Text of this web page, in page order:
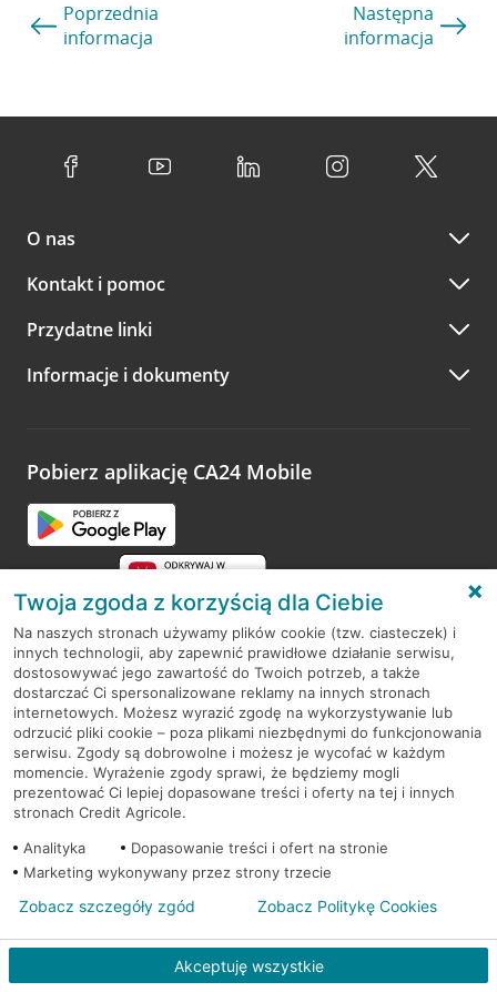
Poprzednia
informacja
Następna
informacja
O nas
Kontakt i pomoc
Przydatne linki
Informacje i dokumenty
Pobierz aplikację CA24 Mobile
RODO
Regulamin serwisu
Mapa serwisu
PolitykaCookies
© 2026 Credit Agricole Bank Polska S.A. Wszelkie prawa zastrzeżone
Twoja zgoda z korzyścią dla Ciebie
Na naszych stronach używamy plików cookie (tzw. ciasteczek) i
innych technologii, aby zapewnić prawidłowe działanie serwisu,
dostosowywać jego zawartość do Twoich potrzeb, a także
dostarczać Ci spersonalizowane reklamy na innych stronach
internetowych. Możesz wyrazić zgodę na wykorzystywanie lub
odrzucić pliki cookie – poza plikami niezbędnymi do funkcjonowania
serwisu. Zgody są dobrowolne i możesz je wycofać w każdym
momencie. Wyrażenie zgody sprawi, że będziemy mogli
prezentować Ci lepiej dopasowane treści i oferty na tej i innych
stronach Credit Agricole.
Analityka
Dopasowanie treści i ofert na stronie
Marketing wykonywany przez strony trzecie
Akceptuję wszystkie
Zobacz szczegóły zgód Zobacz Politykę Cookies